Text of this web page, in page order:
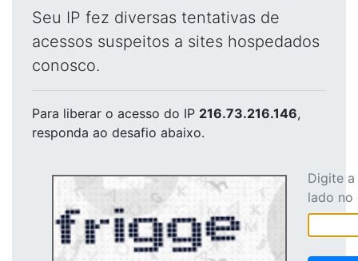
Seu IP fez diversas tentativas de
acessos suspeitos a sites hospedados
conosco.
Para liberar o acesso do IP 216.73.216.146,
responda ao desafio abaixo.
Digite
lado no